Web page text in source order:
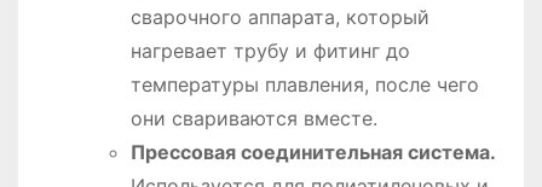
сварочного аппарата, который
нагревает трубу и фитинг до
температуры плавления, после чего
они свариваются вместе.
Прессовая соединительная система.